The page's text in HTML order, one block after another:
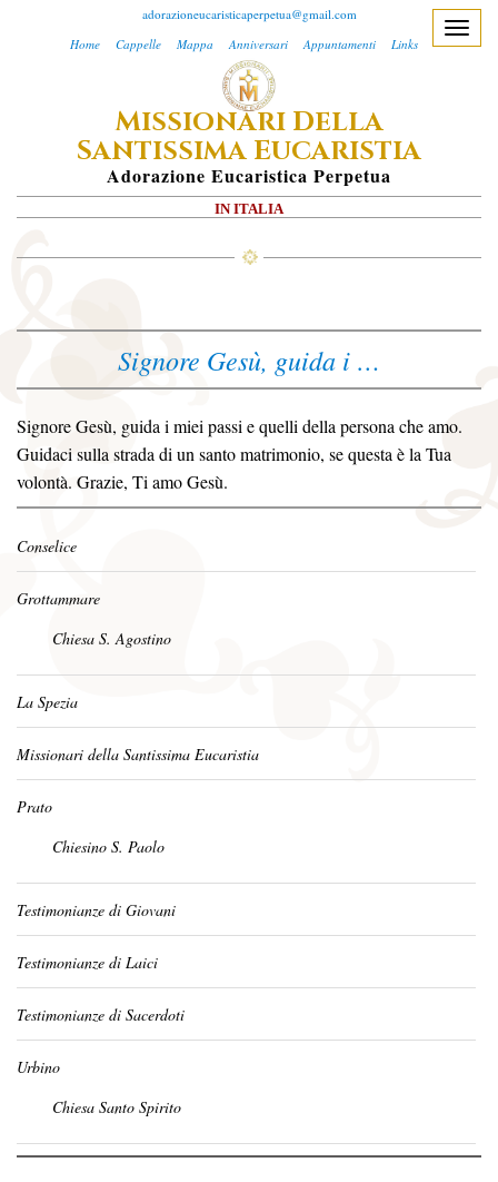
adorazioneucaristicaperpetua@gmail.com
Home
Cappelle Mappa Anniversari Appuntamenti Links
MISSIONARI DELLA
SANTISSIMA EUCARISTIA
ADorazione EUcaristica PErpetua
IN ITALIA
T
n
v
a
i
o
Signore Gesù, guida i …
Signore Gesù, guida i miei passi e quelli della persona che amo.
Guidaci sulla strada di un santo matrimonio, se questa è la Tua
volontà. Grazie, Ti amo Gesù.
Conselice
Grottammare
Chiesa S. Agostino
La Spezia
Missionari della Santissima Eucaristia
Prato
Chiesino S. Paolo
Testimonianze di Giovani
Testimonianze di Laici
Testimonianze di Sacerdoti
Urbino
Chiesa Santo Spirito